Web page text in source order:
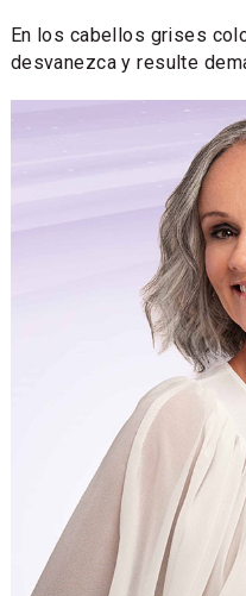
En los cabellos grises
desvanezca y resulte